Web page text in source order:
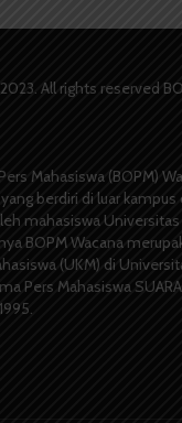
All rights reserved
Mahasiswa (BOPM)
berdiri di luar
mahasiswa
BOPM Wacana
(UKM) di
Pers Mahasiswa